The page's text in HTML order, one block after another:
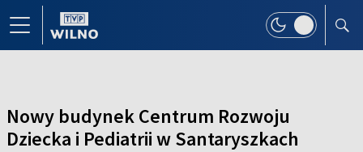
Nowy budynek Centrum Rozwoju
Dziecka i Pediatrii w Santaryszkach